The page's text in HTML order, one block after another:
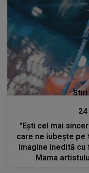
Stiri
24
"Ești cel mai
care ne iubește pe
imagine inedită cu
Mama